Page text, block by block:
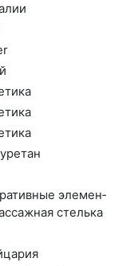
эле­мен­
стель­ка